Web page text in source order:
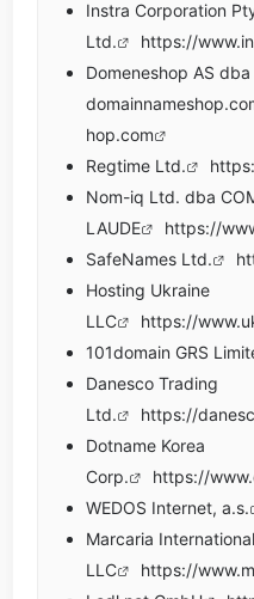
Instra Corporation
Ltd.
https://
Domeneshop AS dba
hop.com
Regtime Ltd.
Nom-iq Ltd. dba
LAUDE
https://
SafeNames Ltd.
Hosting Ukraine
LLC
https://
101domain GRS
Danesco Trading
Ltd.
https://
Dotname Korea
Corp.
https://
WEDOS Internet, a.s.
Marcaria International
LLC
https://